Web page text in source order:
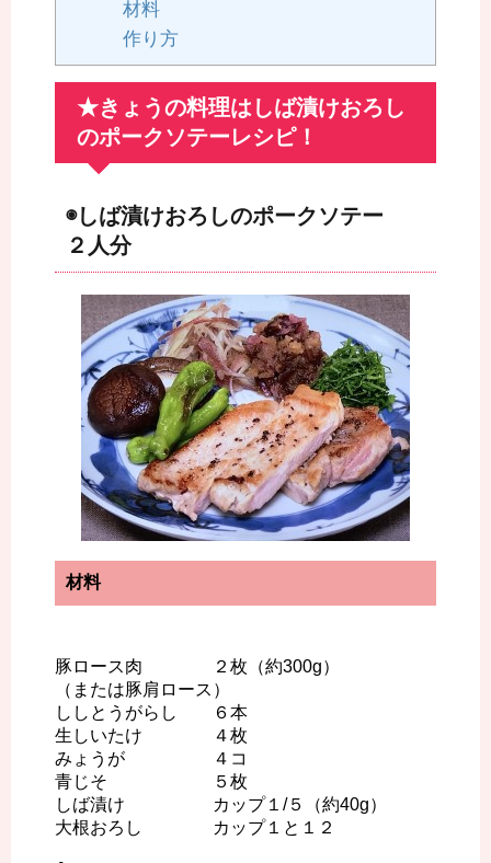
材料
作り方
★きょうの料理はしば漬けおろし
のポークソテーレシピ！
◉しば漬けおろしのポークソテー
２人分
材料
豚ロース肉 ２枚（約300g）
（または豚肩ロース）
ししとうがらし ６本
生しいたけ ４枚
みょうが ４コ
青じそ ５枚
しば漬け カップ１/５（約40g）
大根おろし カップ１と１２